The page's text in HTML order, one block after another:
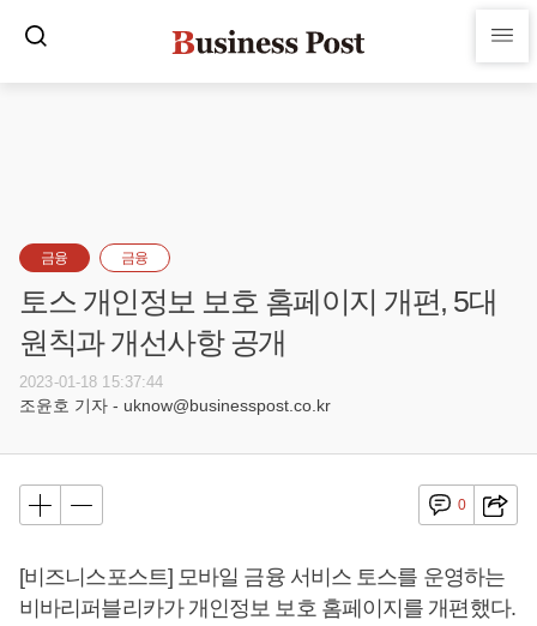
금융 금융
토스 개인정보 보호 홈페이지 개편, 5대
원칙과 개선사항 공개
2023-01-18 15:37:44
조윤호 기자 - uknow@businesspost.co.kr
0
[비즈니스포스트] 모바일 금융 서비스 토스를 운영하는
비바리퍼블리카가 개인정보 보호 홈페이지를 개편했다.